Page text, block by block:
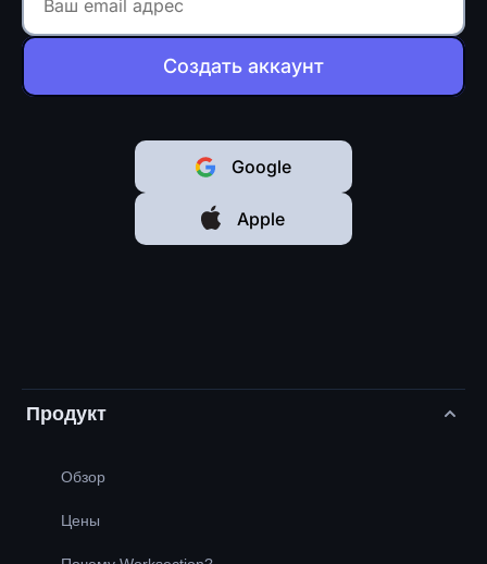
Создать аккаунт
Google
Apple
Продукт
Обзор
Цены